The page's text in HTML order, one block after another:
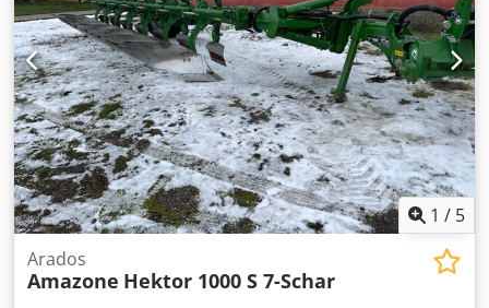
1 / 5
Arados
Amazone Hektor 1000 S 7-Schar